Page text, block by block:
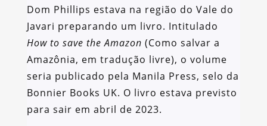
Dom Phillips estava na região do Vale do
Javari preparando um livro. Intitulado
How to save the Amazon (Como salvar a
Amazônia, em tradução livre), o volume
seria publicado pela Manila Press, selo da
Bonnier Books UK. O livro estava previsto
para sair em abril de 2023.